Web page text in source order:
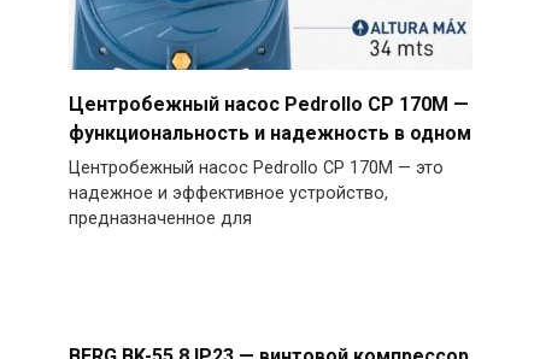
Центробежный насос Pedrollo CP 170M —
функциональность и надежность в одном
Центробежный насос Pedrollo CP 170M — это
надежное и эффективное устройство,
предназначенное для